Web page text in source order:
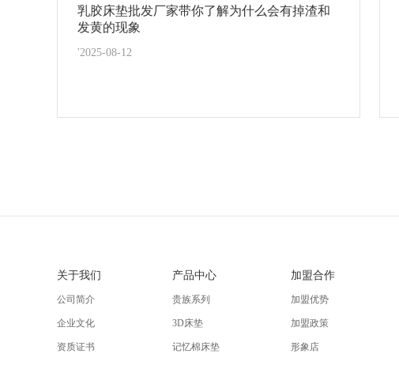
乳胶床垫批发厂家带你了解为什么会有掉渣和
发黄的现象
'2025-08-12
关于我们
公司简介
企业文化
资质证书
产品中心
贵族系列
3D床垫
记忆棉床垫
加盟合作
加盟优势
加盟政策
形象店